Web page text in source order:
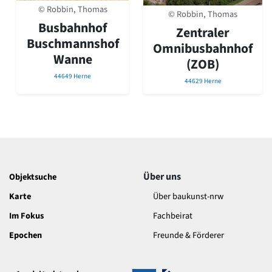
David Chipperfield
Harald Deilmann
Gottfried Böhm
Schneider von Esleben
Peter Behrens
Auszeichnung vorbildlicher Bauten NRW 2020
Big Beautiful Buildings (Großbauten der Nachkriegszeit)
Moderne
Jugendstil
Historismus
Barock
Gotik
© Robbin, Thomas
Busbahnhof
Buschmannshof
Wanne
44649 Herne
© Robbin, Thomas
Zentraler
Omnibusbahnhof
(ZOB)
44629 Herne
Objektsuche
Karte
Im Fokus
Epochen
Über uns
Über baukunst-nrw
Fachbeirat
Freunde & Förderer